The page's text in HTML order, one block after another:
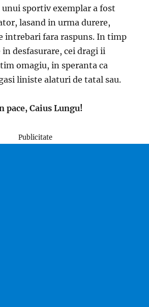
unui sportiv exemplar a fost
lasand in urma durere,
intrebari fara raspuns. In timp
in desfasurare, cei dragi ii
omagiu, in speranta ca
liniste alaturi de tatal sau.
pace, Caius Lungu!
Publicitate